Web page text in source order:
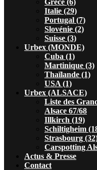
Grèce (6)
Italie (29)
Portugal (7)
Slovénie (2)
Suisse (3)
Urbex (MONDE)
Cuba (1)
Martinique (3)
Thaïlande (1)
USA (1)
Urbex (ALSACE)
Liste des
Alsace 67/68
Illkirch (19)
Schiltigheim
Strasbourg
Carspotting
Actus & Presse
Contact